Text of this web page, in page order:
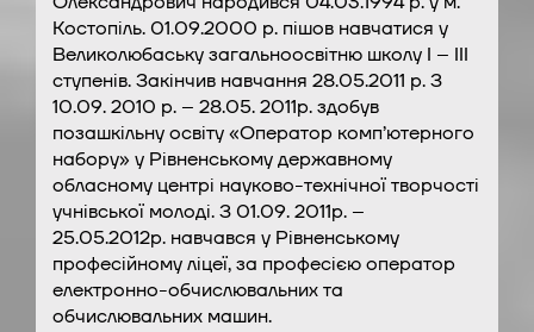
Костопіль. 01.09.2000 р. пішов навчатися у
Великолюбаську загальноосвітню школу I – III
ступенів. Закінчив навчання 28.05.2011 р. З
10.09. 2010 р. – 28.05. 2011р. здобув
позашкільну освіту «Оператор комп’ютерного
набору» у Рівненському державному
обласному центрі науково-технічної творчості
учнівської молоді. З 01.09. 2011р. –
25.05.2012р. навчався у Рівненському
професійному ліцеї, за професією оператор
електронно-обчислювальних та
обчислювальних машин.